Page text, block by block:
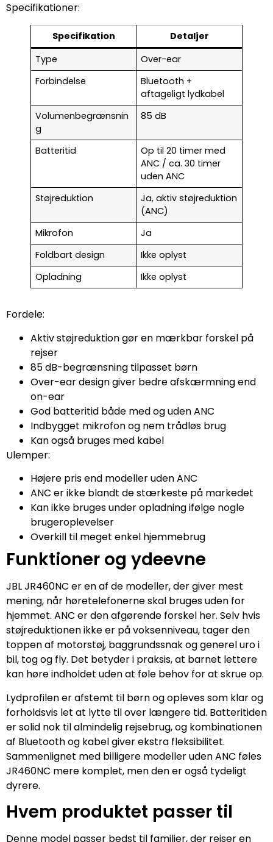
Specifikationer:
Specifikation
Detaljer
Type
Over-ear
Forbindelse
Bluetooth +
aftageligt lydkabel
Volumenbegrænsnin
g
85 dB
Batteritid
Op til 20 timer med
ANC / ca. 30 timer
uden ANC
Støjreduktion
Ja, aktiv støjreduktion
(ANC)
Mikrofon
Ja
Foldbart design
Ikke oplyst
Opladning
Ikke oplyst
Fordele:
Aktiv støjreduktion gør en mærkbar forskel på
rejser
85 dB-begrænsning tilpasset børn
Over-ear design giver bedre afskærmning end
on-ear
God batteritid både med og uden ANC
Indbygget mikrofon og nem trådløs brug
Kan også bruges med kabel
Ulemper:
Højere pris end modeller uden ANC
ANC er ikke blandt de stærkeste på markedet
Kan ikke bruges under opladning ifølge nogle
brugeroplevelser
Overkill til meget enkel hjemmebrug
Funktioner og ydeevne
JBL JR460NC er en af de modeller, der giver mest
mening, når høretelefonerne skal bruges uden for
hjemmet. ANC er den afgørende forskel her. Selv hvis
støjreduktionen ikke er på voksenniveau, tager den
toppen af motorstøj, baggrundssnak og generel uro i
bil, tog og fly. Det betyder i praksis, at barnet lettere
kan høre indholdet uden at føle behov for at skrue op.
Lydprofilen er afstemt til børn og opleves som klar og
forholdsvis let at lytte til over længere tid. Batteritiden
er solid nok til almindelig rejsebrug, og kombinationen
af Bluetooth og kabel giver ekstra fleksibilitet.
Sammenlignet med billigere modeller uden ANC føles
JR460NC mere komplet, men den er også tydeligt
dyrere.
Hvem produktet passer til
Denne model passer bedst til familier, der rejser en